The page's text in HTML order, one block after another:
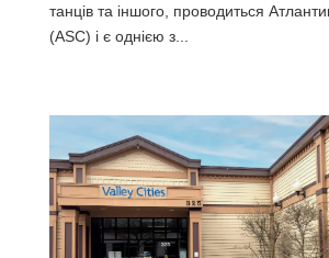
танців та іншого, проводиться
(ASC) і є однією з...